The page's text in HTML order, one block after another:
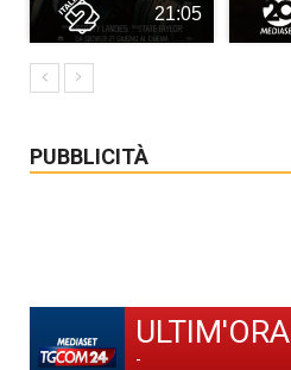
21:05
PUBBLICITÀ
ULTIM'ORA
-